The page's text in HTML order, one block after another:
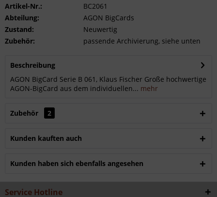
Artikel-Nr.:
BC2061
Abteilung:
AGON BigCards
Zustand:
Neuwertig
Zubehör:
passende Archivierung, siehe unten
Beschreibung
AGON BigCard Serie B 061, Klaus Fischer Große hochwertige
AGON-BigCard aus dem individuellen... mehr
Zubehör 2
Kunden kauften auch
Kunden haben sich ebenfalls angesehen
Service Hotline